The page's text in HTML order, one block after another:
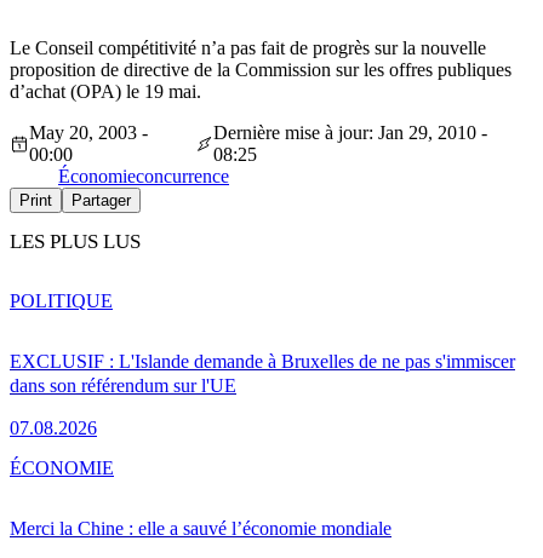
Le Conseil compétitivité n’a pas fait de progrès sur la nouvelle
proposition de directive de la Commission sur les offres publiques
d’achat (OPA) le 19 mai.
May 20, 2003 -
00:00
Dernière mise à jour: Jan 29, 2010 -
08:25
Économieconcurrence
Print Partager
LES PLUS LUS
EXCLUSIF : L'Islande demande à Bruxelles de ne pas s'immiscer
dans son référendum sur l'UE
07.08.2026
POLITIQUE
Merci la Chine : elle a sauvé l’économie mondiale
ÉCONOMIE